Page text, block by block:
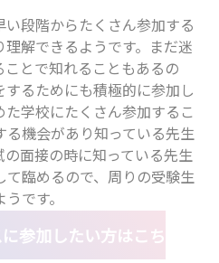
段階からたくさん参加する
解できるようです。まだ迷
とで知れることもあるの
るためにも積極的に参加し
学校にたくさん参加するこ
る機会があり知っている先生
面接の時に知っている先生
臨めるので、周りの受験生
です。
参加したい方はこち